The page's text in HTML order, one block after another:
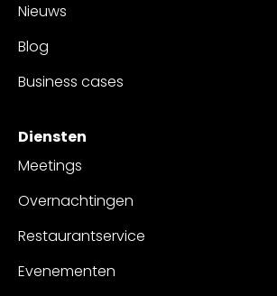
Nieuws
Blog
Business cases
Diensten
Meetings
Overnachtingen
Restaurantservice
Evenementen